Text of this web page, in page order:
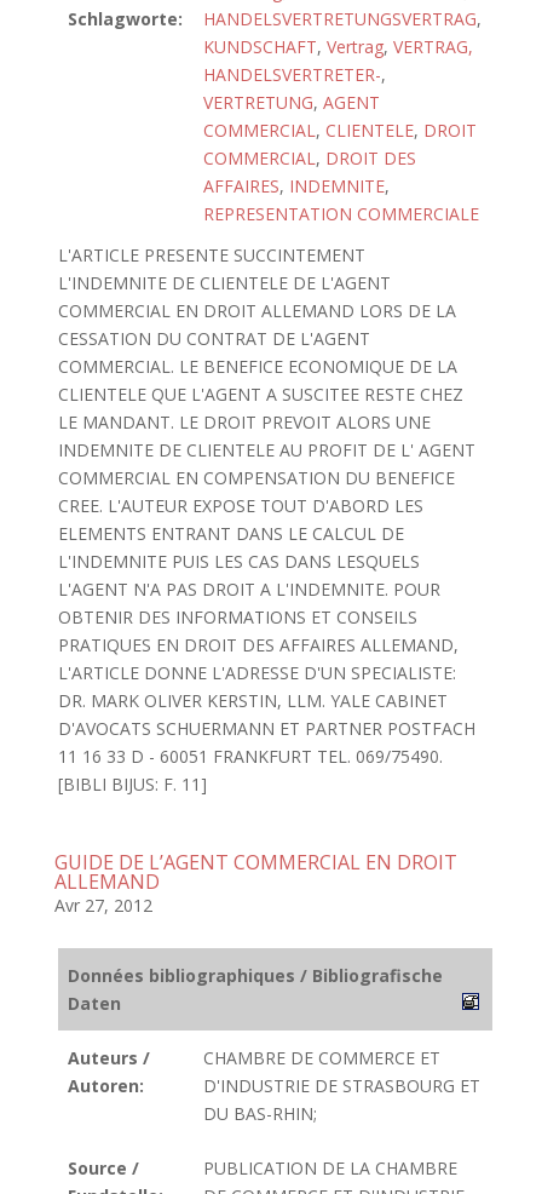
Schlagworte:
HANDELSVERTRETUNGSVERTRAG,
KUNDSCHAFT, Vertrag, VERTRAG,
HANDELSVERTRETER-,
VERTRETUNG, AGENT
COMMERCIAL, CLIENTELE, DROIT
COMMERCIAL, DROIT DES
AFFAIRES, INDEMNITE,
REPRESENTATION COMMERCIALE
L'ARTICLE PRESENTE SUCCINTEMENT
L'INDEMNITE DE CLIENTELE DE L'AGENT
COMMERCIAL EN DROIT ALLEMAND LORS DE LA
CESSATION DU CONTRAT DE L'AGENT
COMMERCIAL. LE BENEFICE ECONOMIQUE DE LA
CLIENTELE QUE L'AGENT A SUSCITEE RESTE CHEZ
LE MANDANT. LE DROIT PREVOIT ALORS UNE
INDEMNITE DE CLIENTELE AU PROFIT DE L' AGENT
COMMERCIAL EN COMPENSATION DU BENEFICE
CREE. L'AUTEUR EXPOSE TOUT D'ABORD LES
ELEMENTS ENTRANT DANS LE CALCUL DE
L'INDEMNITE PUIS LES CAS DANS LESQUELS
L'AGENT N'A PAS DROIT A L'INDEMNITE. POUR
OBTENIR DES INFORMATIONS ET CONSEILS
PRATIQUES EN DROIT DES AFFAIRES ALLEMAND,
L'ARTICLE DONNE L'ADRESSE D'UN SPECIALISTE:
DR. MARK OLIVER KERSTIN, LLM. YALE CABINET
D'AVOCATS SCHUERMANN ET PARTNER POSTFACH
11 16 33 D - 60051 FRANKFURT TEL. 069/75490.
[BIBLI BIJUS: F. 11]
GUIDE DE L’AGENT COMMERCIAL EN DROIT
ALLEMAND
Avr 27, 2012
Données bibliographiques / Bibliografische
Daten
Auteurs /
Autoren:
CHAMBRE DE COMMERCE ET
D'INDUSTRIE DE STRASBOURG ET
DU BAS-RHIN;
Source /
PUBLICATION DE LA CHAMBRE